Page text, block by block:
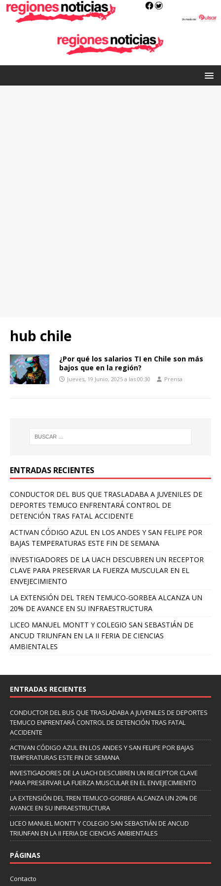
hub chile
¿Por qué los salarios TI en Chile son más
bajos que en la región?
Jueves, 19 Junio, 2025 a las 00:30 Prensa
ENTRADAS RECIENTES
CONDUCTOR DEL BUS QUE TRASLADABA A JUVENILES DE
DEPORTES TEMUCO ENFRENTARÁ CONTROL DE
DETENCIÓN TRAS FATAL ACCIDENTE
ACTIVAN CÓDIGO AZUL EN LOS ANDES Y SAN FELIPE POR
BAJAS TEMPERATURAS ESTE FIN DE SEMANA
INVESTIGADORES DE LA UACH DESCUBREN UN RECEPTOR
CLAVE PARA PRESERVAR LA FUERZA MUSCULAR EN EL
ENVEJECIMIENTO
LA EXTENSIÓN DEL TREN TEMUCO-GORBEA ALCANZA UN
20% DE AVANCE EN SU INFRAESTRUCTURA
LICEO MANUEL MONTT Y COLEGIO SAN SEBASTIÁN DE
ANCUD TRIUNFAN EN LA II FERIA DE CIENCIAS
AMBIENTALES
ENTRADAS RECIENTES
CONDUCTOR DEL BUS QUE TRASLADABA A JUVENILES DE DEPORTES
TEMUCO ENFRENTARÁ CONTROL DE DETENCIÓN TRAS FATAL
ACCIDENTE
ACTIVAN CÓDIGO AZUL EN LOS ANDES Y SAN FELIPE POR BAJAS
TEMPERATURAS ESTE FIN DE SEMANA
INVESTIGADORES DE LA UACH DESCUBREN UN RECEPTOR CLAVE
PARA PRESERVAR LA FUERZA MUSCULAR EN EL ENVEJECIMIENTO
LA EXTENSIÓN DEL TREN TEMUCO-GORBEA ALCANZA UN 20% DE
AVANCE EN SU INFRAESTRUCTURA
LICEO MANUEL MONTT Y COLEGIO SAN SEBASTIÁN DE ANCUD
TRIUNFAN EN LA II FERIA DE CIENCIAS AMBIENTALES
PÁGINAS
Contacto